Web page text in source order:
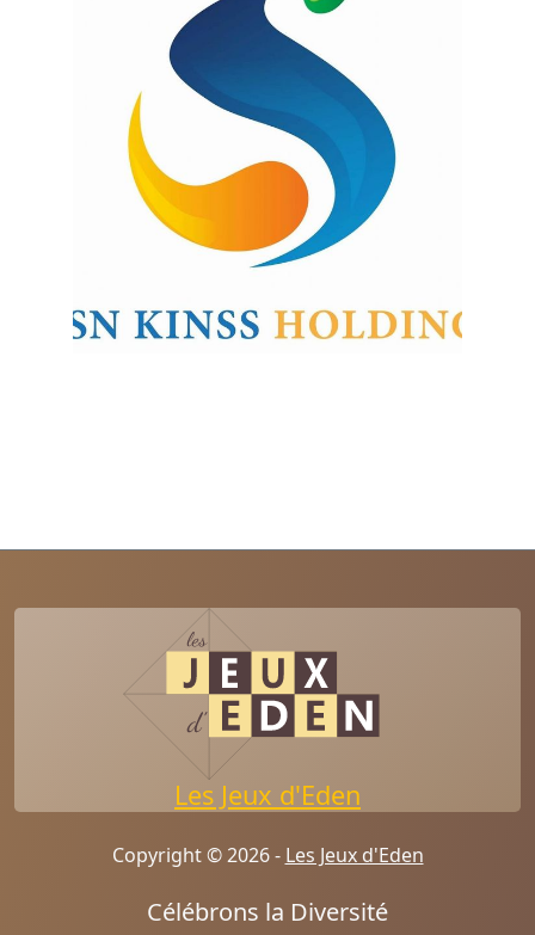
Les Jeux d'Eden
Copyright © 2026 - Les Jeux d'Eden
Célébrons la Diversité